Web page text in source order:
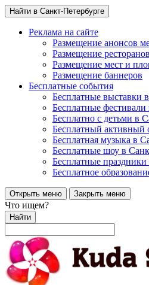
Найти в Санкт-Петербурге
Реклама на сайте
Размещение анонсов
Размещение
Размещение мест и
Размещение баннеров
Бесплатные события
Бесплатные выставки
Бесплатные
Бесплатно с детьми в
Бесплатный активный
Бесплатная музыка в
Бесплатные шоу в
Бесплатные
Бесплатное
Открыть меню Закрыть меню
Что ищем?
Найти